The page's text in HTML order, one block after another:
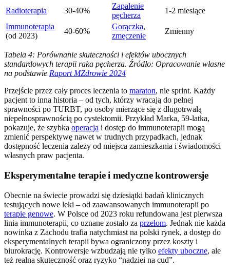
Radioterapia 30-40%
Zapalenie
pęcherza
1-2 miesiące
Immunoterapia
(od 2023)
40-60%
Gorączka,
zmęczenie
Zmienny
Tabela 4: Porównanie skuteczności i efektów ubocznych
standardowych terapii raka pęcherza. Źródło: Opracowanie własne
na podstawie Raport MZdrowie 2024
Przejście przez cały proces leczenia to maraton, nie sprint. Każdy
pacjent to inna historia – od tych, którzy wracają do pełnej
sprawności po TURBT, po osoby mierzące się z długotrwałą
niepełnosprawnością po cystektomii. Przykład Marka, 59-latka,
pokazuje, że szybka operacja i dostęp do immunoterapii mogą
zmienić perspektywę nawet w trudnych przypadkach, jednak
dostępność leczenia zależy od miejsca zamieszkania i świadomości
własnych praw pacjenta.
Eksperymentalne terapie i medyczne kontrowersje
Obecnie na świecie prowadzi się dziesiątki badań klinicznych
testujących nowe leki – od zaawansowanych immunoterapii po
terapie genowe. W Polsce od 2023 roku refundowana jest pierwsza
linia immunoterapii, co uznane zostało za przełom. Jednak nie każda
nowinka z Zachodu trafia natychmiast na polski rynek, a dostęp do
eksperymentalnych terapii bywa ograniczony przez koszty i
biurokrację. Kontrowersje wzbudzają nie tylko efekty uboczne, ale
też realna skuteczność oraz ryzyko “nadziei na cud”.